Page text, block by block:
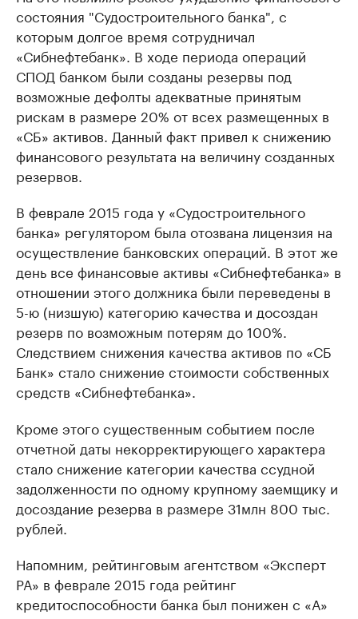
состояния "Судостроительного банка", с
которым долгое время сотрудничал
«Сибнефтебанк». В ходе периода операций
СПОД банком были созданы резервы под
возможные дефолты адекватные принятым
рискам в размере 20% от всех размещенных в
«СБ» активов. Данный факт привел к снижению
финансового результата на величину созданных
резервов.
В феврале 2015 года у «Судостроительного
банка» регулятором была отозвана лицензия на
осуществление банковских операций. В этот же
день все финансовые активы «Сибнефтебанка» в
отношении этого должника были переведены в
5-ю (низшую) категорию качества и досоздан
резерв по возможным потерям до 100%.
Следствием снижения качества активов по «СБ
Банк» стало снижение стоимости собственных
средств «Сибнефтебанка».
Кроме этого существенным событием после
отчетной даты некорректирующего характера
стало снижение категории качества ссудной
задолженности по одному крупному заемщику и
досоздание резерва в размере 31млн 800 тыс.
рублей.
Напомним, рейтинговым агентством «Эксперт
РА» в феврале 2015 года рейтинг
кредитоспособности банка был понижен с «А»